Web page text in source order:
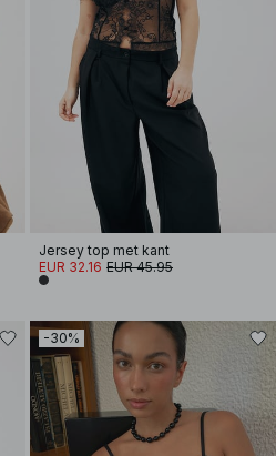
Jersey top met kant
EUR 32.16 EUR 45.95
-30%